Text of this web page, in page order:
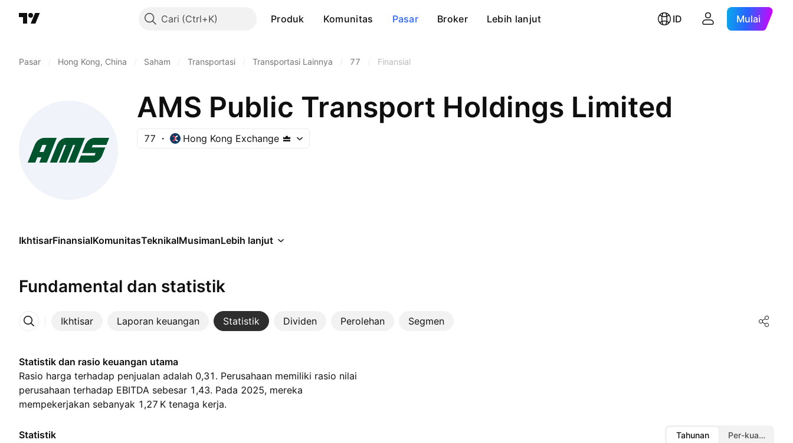
Cari Produk Komunitas Pasar Broker Lebih lanjut ID Mulai
Pasar Hong Kong, China Saham Transportasi Transportasi Lainnya 77 Finansial
AMS Public Transport Holdings Limited
77 Hong Kong Exchange
IkhtisarFinansialKomunitasTeknikalMusimanLebih lanjut
Fundamental dan statistik
Ikhtisar Laporan keuangan Statistik Dividen Perolehan Segmen
Lainnya
Statistik dan rasio keuangan utama
Rasio harga terhadap penjualan adalah 0,31. Perusahaan memiliki rasio nilai
perusahaan terhadap EBITDA sebesar 1,43. Pada 2025, mereka
mempekerjakan sebanyak ‪1,27 K‬ tenaga kerja.
Statistik Tahunan Per-kuartal